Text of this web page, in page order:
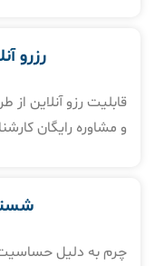
رزرو
قابلیت رزو آنلاین از طریق
و مشاوره رایگان
چرم به دلیل حساسیت